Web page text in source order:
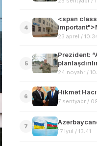
4
<span
kütləvi
23 aprel /
5
Prezident:
24 noyabr /
6
Hikmət
7 sentyabr /
7
17 iyul / 13:41